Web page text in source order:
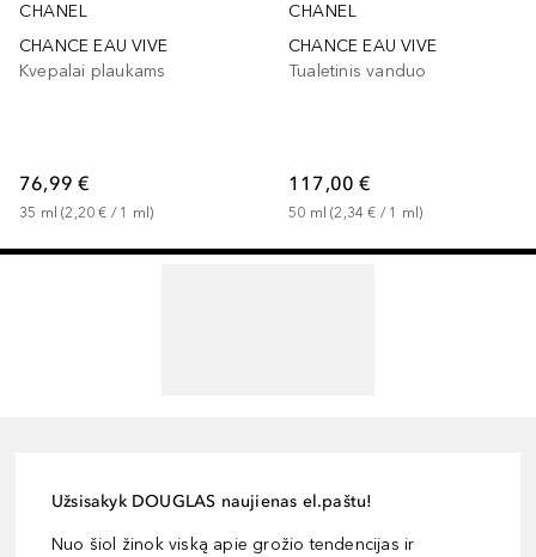
CHANEL
CHANCE EAU VIVE
Kvepalai plaukams
76,99 €
35 ml (2,20 € / 1 ml)
CHANEL
CHANCE EAU VIVE
Tualetinis vanduo
117,00 €
50 ml (2,34 € / 1 ml)
Užsisakyk DOUGLAS naujienas el.paštu!
Nuo šiol žinok viską apie grožio tendencijas ir